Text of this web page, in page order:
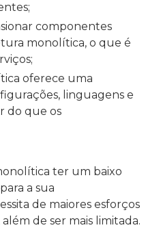
componentes
monolítica, o que é
oferece uma
linguagens e
do que os
ter um baixo
a sua
de maiores esforços
de ser mais limitada.